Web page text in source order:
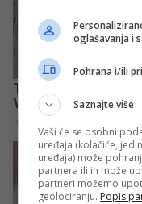
oglašavanja i
Pohrana i/ili
Saznajte više
Vaši će se osobni
uređaja (kolačiće,
uređaja) može
partnera ili ih može
partneri možemo
geolociranju. Popis